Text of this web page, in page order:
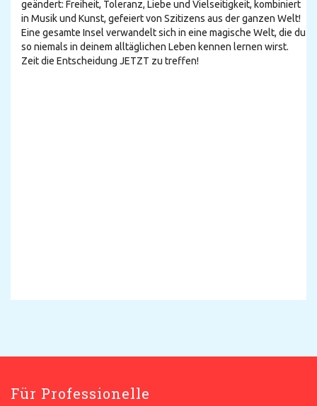
geändert: Freiheit, Toleranz, Liebe und Vielseitigkeit, kombiniert
in Musik und Kunst, gefeiert von Szitizens aus der ganzen Welt!
Eine gesamte Insel verwandelt sich in eine magische Welt, die du
so niemals in deinem alltäglichen Leben kennen lernen wirst.
Zeit die Entscheidung JETZT zu treffen!
Für Professionelle